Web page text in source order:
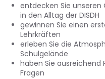
entdecken Sie unseren
in den Alltag der DISDH
gewinnen Sie einen
Lehrkräften
erleben Sie die
Schulgelände
haben Sie ausreichend
Fragen